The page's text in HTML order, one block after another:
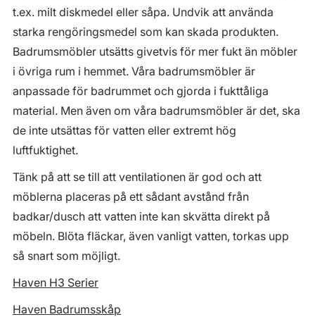
t.ex. milt diskmedel eller såpa. Undvik att använda
starka rengöringsmedel som kan skada produkten.
Badrumsmöbler utsätts givetvis för mer fukt än möbler
i övriga rum i hemmet. Våra badrumsmöbler är
anpassade för badrummet och gjorda i fukttåliga
material. Men även om våra badrumsmöbler är det, ska
de inte utsättas för vatten eller extremt hög
luftfuktighet.
Tänk på att se till att ventilationen är god och att
möblerna placeras på ett sådant avstånd från
badkar/dusch att vatten inte kan skvätta direkt på
möbeln. Blöta fläckar, även vanligt vatten, torkas upp
så snart som möjligt.
Haven H3 Serier
Haven Badrumsskåp